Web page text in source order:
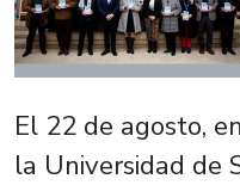
El 22 de agosto,
la Universidad de